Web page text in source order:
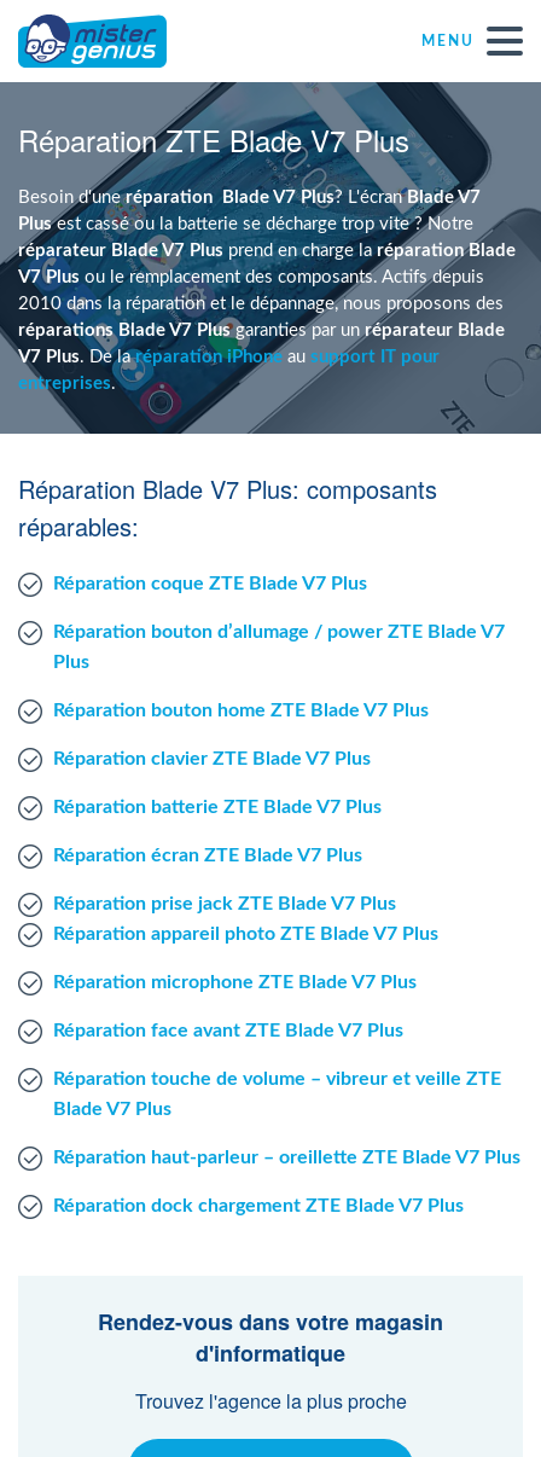
MENU
Réparations – Dépannages
Magasins informatiques toutes marques
Particulier
Indépendant
PME
ASBL
Agent Mac
Réparation ZTE Blade V7 Plus
Besoin d'uneréparation Blade V7 Plus? L'écran Blade V7
Plusest cassé ou la batterie se décharge trop vite ? Notre
réparateur Blade V7 Plus prend en charge laréparation Blade
V7 Plus ou le remplacement des composants. Actifs depuis
2010 dans la réparation et le dépannage, nous proposons des
réparations Blade V7 Plusgaranties par unréparateur Blade
V7 Plus. De laréparation iPhone au support IT pour
entreprises.
Réparation Blade V7 Plus: composants
réparables:
Réparation coque ZTE Blade V7 Plus
Réparation bouton d’allumage / power ZTE Blade V7
Plus
Réparation bouton home ZTE Blade V7 Plus
Réparation clavier ZTE Blade V7 Plus
Réparation batterie ZTE Blade V7 Plus
Réparation écran ZTE Blade V7 Plus
Réparation prise jack ZTE Blade V7 Plus
Réparation appareil photo ZTE Blade V7 Plus
Réparation microphone ZTE Blade V7 Plus
Réparation face avant ZTE Blade V7 Plus
Réparation touche de volume – vibreur et veille ZTE
Blade V7 Plus
Réparation haut-parleur – oreillette ZTE Blade V7 Plus
Réparation dock chargement ZTE Blade V7 Plus
Rendez-vous dans votre magasin
d'informatique
Trouvez l'agence la plus proche